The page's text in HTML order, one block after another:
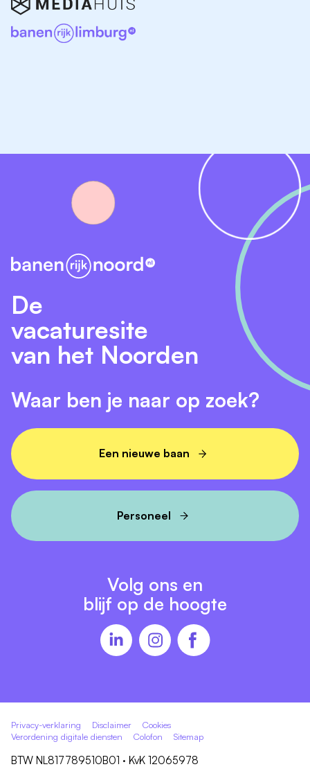
De
vacaturesite
van het Noorden
Waar ben je naar op zoek?
Een nieuwe baan
Personeel
Volg ons en
blijf op de hoogte
Privacy-verklaring Disclaimer
Cookies
Verordening digitale diensten
Colofon Sitemap
BTW NL817789510B01 · KvK 12065978